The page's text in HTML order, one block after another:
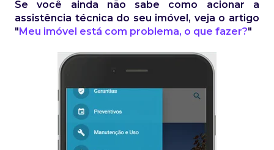
Se você ainda não sabe como acionar a
assistência técnica do seu imóvel, veja o artigo
"Meu imóvel está com problema, o que fazer?"